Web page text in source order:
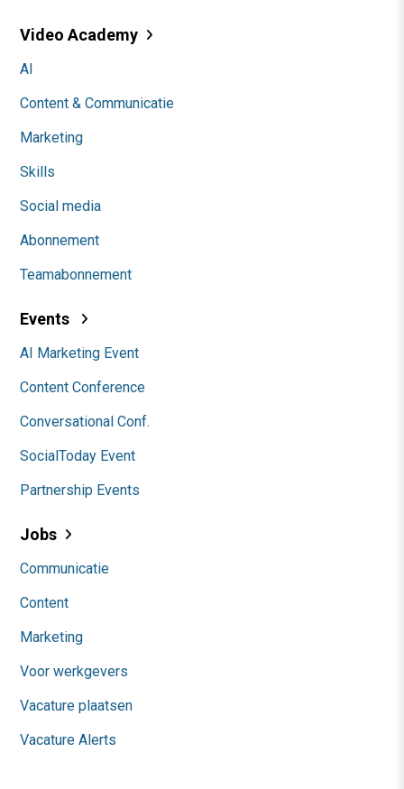
Video Academy
AI
Content & Communicatie
Marketing
Skills
Social media
Abonnement
Teamabonnement
Events
AI Marketing Event
Content Conference
Conversational Conf.
SocialToday Event
Partnership Events
Jobs
Communicatie
Content
Marketing
Voor werkgevers
Vacature plaatsen
Vacature Alerts